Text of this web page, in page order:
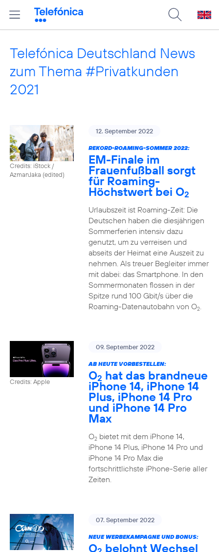
Telefónica Deutschland News
zum Thema #Privatkunden
2021
Credits: iStock /
AzmanJaka (edited)
12. September 2022
REKORD-ROAMING-SOMMER 2022:
EM-Finale im
Frauenfußball sorgt
für Roaming-
Höchstwert bei O2
Urlaubszeit ist Roaming-Zeit: Die
Deutschen haben die diesjährigen
Sommerferien intensiv dazu
genutzt, um zu verreisen und
abseits der Heimat eine Auszeit zu
nehmen. Als treuer Begleiter immer
mit dabei: das Smartphone. In den
Sommermonaten flossen in der
Spitze rund 100 Gbit/s über die
Roaming-Datenautobahn von O2.
Credits: Apple
09. September 2022
AB HEUTE VORBESTELLEN:
O2 hat das brandneue
iPhone 14, iPhone 14
Plus, iPhone 14 Pro
und iPhone 14 Pro
Max
O2bietet mit dem iPhone 14,
iPhone 14 Plus, iPhone 14 Pro und
iPhone 14 Pro Max die
fortschrittlichste iPhone-Serie aller
Zeiten.
07. September 2022
NEUE WERBEKAMPAGNE UND BONUS:
O belohnt Wechsel